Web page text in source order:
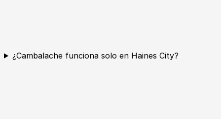
¿Cambalache funciona solo en Haines City?